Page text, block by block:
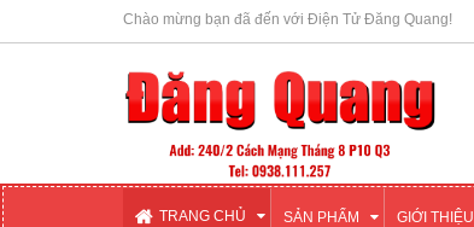
Chào mừng bạn đã đến với Điện Tử Đăng Quang!
TRANG CHỦ SẢN PHẨM GIỚI THIỆU